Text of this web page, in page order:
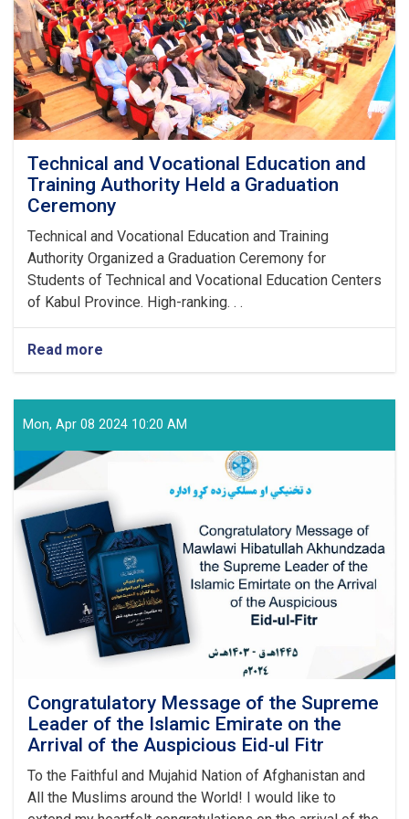
Technical and Vocational Education and
Training Authority Held a Graduation
Ceremony
Technical and Vocational Education and Training
Authority Organized a Graduation Ceremony for
Students of Technical and Vocational Education Centers
of Kabul Province. High-ranking. . .
Read more
Technical
Vocational
Education
Training
Held
a
Graduation
Ceremony
Mon, Apr 08 2024 10:20 AM
Congratulatory Message of the Supreme
Leader of the Islamic Emirate on the
Arrival of the Auspicious Eid-ul Fitr
To the Faithful and Mujahid Nation of Afghanistan and
All the Muslims around the World! I would like to